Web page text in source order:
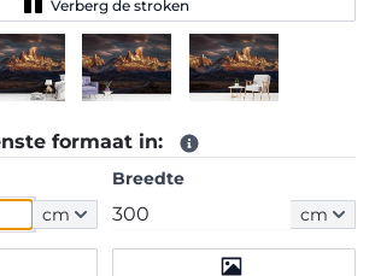
Verberg de stroken
formaat in:
cm
Breedte
cm